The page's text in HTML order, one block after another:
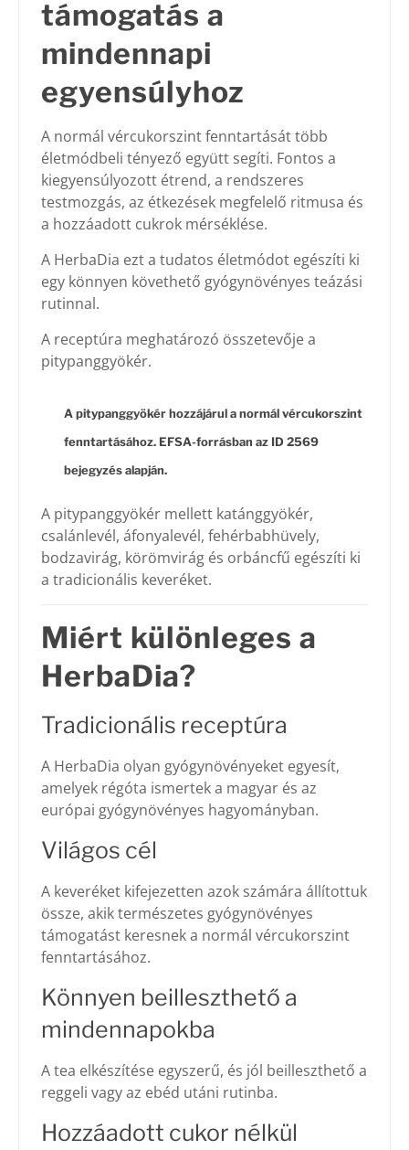
támogatás a
mindennapi
egyensúlyhoz
A normál vércukorszint fenntartását több
életmódbeli tényező együtt segíti. Fontos a
kiegyensúlyozott étrend, a rendszeres
testmozgás, az étkezések megfelelő ritmusa és
a hozzáadott cukrok mérséklése.
A HerbaDia ezt a tudatos életmódot egészíti ki
egy könnyen követhető gyógynövényes teázási
rutinnal.
A receptúra meghatározó összetevője a
pitypanggyökér.
A pitypanggyökér hozzájárul a normál vércukorszint
fenntartásához. EFSA-forrásban az ID 2569
bejegyzés alapján.
A pitypanggyökér mellett katánggyökér,
csalánlevél, áfonyalevél, fehérbabhüvely,
bodzavirág, körömvirág és orbáncfű egészíti ki
a tradicionális keveréket.
Miért különleges a
HerbaDia?
Tradicionális receptúra
A HerbaDia olyan gyógynövényeket egyesít,
amelyek régóta ismertek a magyar és az
európai gyógynövényes hagyományban.
Világos cél
A keveréket kifejezetten azok számára állítottuk
össze, akik természetes gyógynövényes
támogatást keresnek a normál vércukorszint
fenntartásához.
Könnyen beilleszthető a
mindennapokba
A tea elkészítése egyszerű, és jól beilleszthető a
reggeli vagy az ebéd utáni rutinba.
Hozzáadott cukor nélkül